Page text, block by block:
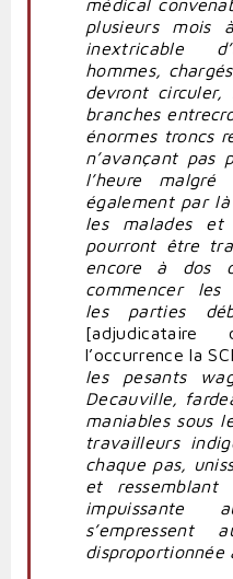
médical
plusieurs mois
inextricable
hommes,
devront
branches
énormes troncs
n’avançant pas
l’heure malgré
également par là
les malades
pourront être
encore à dos
commencer les
les parties
l’occurrence la
les pesants
Decauville,
maniables sous
travailleurs
chaque pas,
et
impuissante
s’empressent